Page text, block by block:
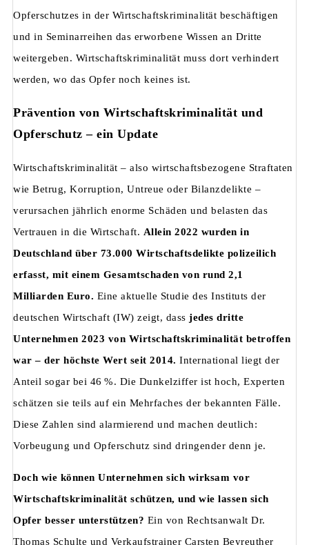
Opferschutzes in der Wirtschaftskriminalität beschäftigen
und in Seminarreihen das erworbene Wissen an Dritte
weitergeben. Wirtschaftskriminalität muss dort verhindert
werden, wo das Opfer noch keines ist.
Prävention von Wirtschaftskriminalität und
Opferschutz – ein Update
Wirtschaftskriminalität – also wirtschaftsbezogene Straftaten
wie Betrug, Korruption, Untreue oder Bilanzdelikte –
verursachen jährlich enorme Schäden und belasten das
Vertrauen in die Wirtschaft. Allein 2022 wurden in
Deutschland über 73.000 Wirtschaftsdelikte polizeilich
erfasst, mit einem Gesamtschaden von rund 2,1
Milliarden Euro. Eine aktuelle Studie des Instituts der
deutschen Wirtschaft (IW) zeigt, dass jedes dritte
Unternehmen 2023 von Wirtschaftskriminalität betroffen
war – der höchste Wert seit 2014. International liegt der
Anteil sogar bei 46 %. Die Dunkelziffer ist hoch, Experten
schätzen sie teils auf ein Mehrfaches der bekannten Fälle.
Diese Zahlen sind alarmierend und machen deutlich:
Vorbeugung und Opferschutz sind dringender denn je.
Doch wie können Unternehmen sich wirksam vor
Wirtschaftskriminalität schützen, und wie lassen sich
Opfer besser unterstützen? Ein von Rechtsanwalt Dr.
Thomas Schulte und Verkaufstrainer Carsten Beyreuther